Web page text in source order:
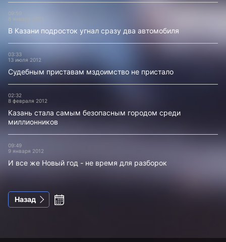
09:59
8 января 2013
В Казани подросток угнал сразу два автомобиля
03:33
13 июля 2012
Судебным приставам мздоимство не пристало
02:32
8 февраля 2012
Казань стала самым безопасным городом среди
миллионников
09:49
9 января 2012
И все же Новый год - не время для разборок
Назад